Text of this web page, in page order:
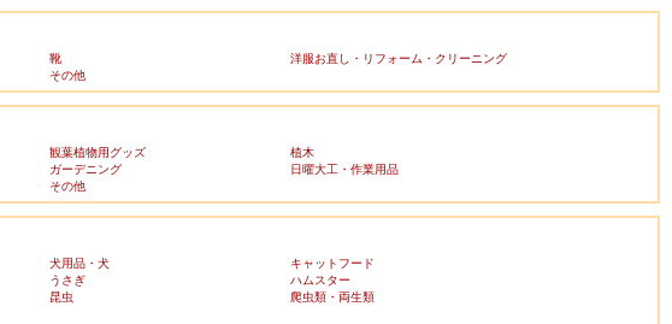
靴
洋服お直し・リフォーム・クリーニング
その他
観葉植物用グッズ
植木
ガーデニング
日曜大工・作業用品
その他
犬用品・犬
キャットフード
うさぎ
ハムスター
昆虫
爬虫類・両生類